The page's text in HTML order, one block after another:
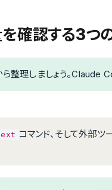
確認する3つ
整理しましょう。Claude
コマンド、そして外部